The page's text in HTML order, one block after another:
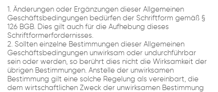
1. Änderungen oder Ergänzungen dieser Allgemeinen
Geschäftsbedingungen bedürfen der Schriftform gemäß §
126 BGB. Dies gilt auch für die Aufhebung dieses
Schriftformerfordernisses.
2. Sollten einzelne Bestimmungen dieser Allgemeinen
Geschäftsbedingungen unwirksam oder undurchführbar
sein oder werden, so berührt dies nicht die Wirksamkeit der
übrigen Bestimmungen. Anstelle der unwirksamen
Bestimmung gilt eine solche Regelung als vereinbart, die
dem wirtschaftlichen Zweck der unwirksamen Bestimmung